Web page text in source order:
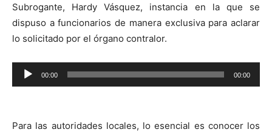
Subrogante, Hardy Vásquez, instancia en la que se
dispuso a funcionarios de manera exclusiva para aclarar
lo solicitado por el órgano contralor.
Reproductor
00:00 00:00
Para las autoridades locales, lo esencial es conocer los